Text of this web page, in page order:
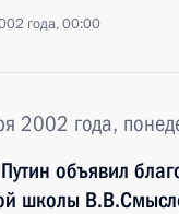
года, 00:00
2002 года,
объявил
школы